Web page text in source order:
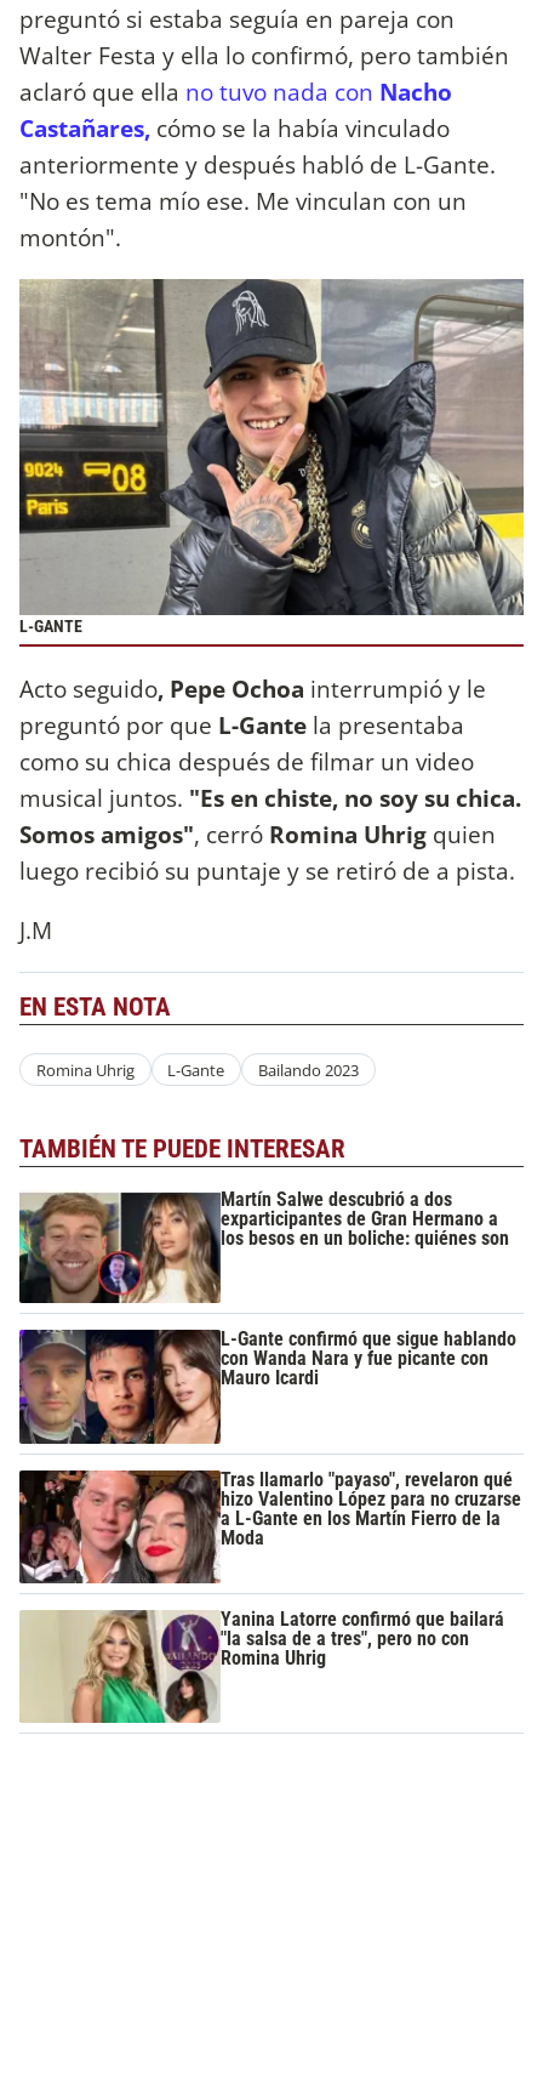
preguntó si estaba seguía en pareja con
Walter Festa y ella lo confirmó, pero también
aclaró que ella no tuvo nada con Nacho
Castañares, cómo se la había vinculado
anteriormente y después habló de L-Gante.
"No es tema mío ese. Me vinculan con un
montón".
L-GANTE
Acto seguido, Pepe Ochoa interrumpió y le
preguntó por que L-Gante la presentaba
como su chica después de filmar un video
musical juntos. "Es en chiste, no soy su chica.
Somos amigos", cerró Romina Uhrig quien
luego recibió su puntaje y se retiró de a pista.
J.M
EN ESTA NOTA
Romina Uhrig L-Gante Bailando 2023
TAMBIÉN TE PUEDE INTERESAR
Martín Salwe descubrió a dos
exparticipantes de Gran Hermano a
los besos en un boliche: quiénes son
L-Gante confirmó que sigue hablando
con Wanda Nara y fue picante con
Mauro Icardi
Tras llamarlo "payaso", revelaron qué
hizo Valentino López para no cruzarse
a L-Gante en los Martín Fierro de la
Moda
Yanina Latorre confirmó que bailará
"la salsa de a tres", pero no con
Romina Uhrig